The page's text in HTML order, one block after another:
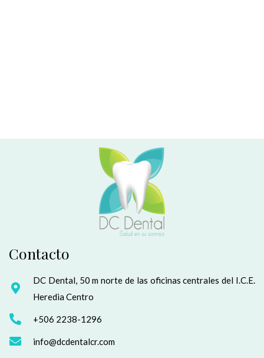
Contacto
DC Dental, 50 m norte de las oficinas centrales del I.C.E.
Heredia Centro
+506 2238-1296
info@dcdentalcr.com